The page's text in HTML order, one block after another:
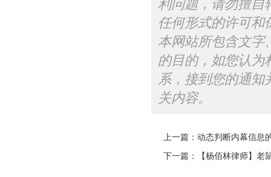
利问题，请勿擅自
任何形式的许可和
本网站所包含文字
的目的，如您认为
系，接到您的通知
关内容。
上一篇： 动态判断内幕信息
下一篇： 【杨佰林律师】老